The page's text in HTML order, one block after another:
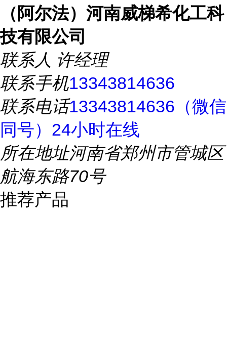
（阿尔法）河南威梯希化工科
技有限公司
联系人 许经理
联系手机13343814636
联系电话13343814636（微信
同号）24小时在线
所在地址河南省郑州市管城区
航海东路70号
推荐产品